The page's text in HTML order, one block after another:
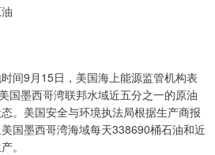
9月15日，美国海上能源监管机构表
国墨西哥湾联邦水域近五分之一的原油
。美国安全与环境执法局根据生产商报
国墨西哥湾海域每天338690桶石油和近
。